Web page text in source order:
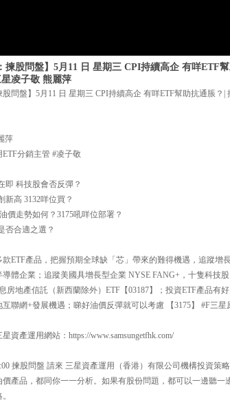
揀股問盤】5月11 日 星期三 CPI持續高企 有咩ETF
凌子敬 熊麗萍
股問盤】5月11 日 星期三 CPI持續高企 有咩ETF幫助抗通脹
萍
分銷主管 #凌子敬
即 科技股會否反彈？
新高 3132咩位買？
價走勢如何？3175吼咩位部署？
否合適之選？
ETF產品，把握預期全球缺「芯」帶來的難得機遇，追蹤增
體企業；追蹤美國具增長型企業 NYSE FANG+，十隻科技
房地產信託（新西蘭除外）ETF【03187】；投資ETF產品有
聯網+發展機遇；睇好油價反彈就可以考慮 【3175】 #F三星
資產運用網站：https://www.samsungetfhk.com/
揀股問盤 請來 三星資產運用（香港）有限公司機構投資策
產品，都同你一一分析。如果有股份問題，都可以一邊聽